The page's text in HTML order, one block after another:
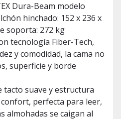
Dura-Beam modelo
hinchado: 152 x 236 x
soporta: 272 kg
tecnología Fiber-Tech,
y comodidad, la cama no
superficie y borde
tacto suave y estructura
perfecta para leer,
almohadas se caigan al